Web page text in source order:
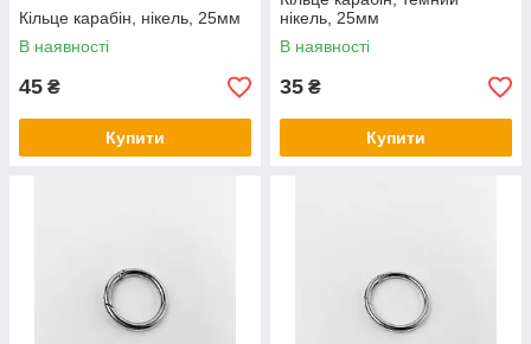
Кільце карабін, нікель, 25мм
В наявності
45 ₴
Купити
нікель, 25мм
В наявності
35 ₴
Купити